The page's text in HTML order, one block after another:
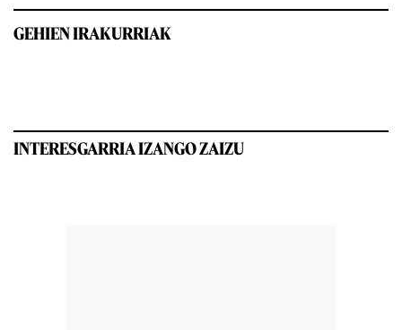
GEHIEN IRAKURRIAK
INTERESGARRIA IZANGO ZAIZU